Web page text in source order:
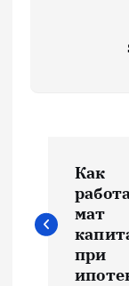
а
в
Как
мат
при